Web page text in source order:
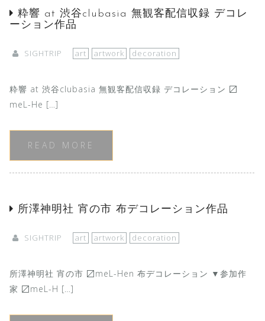
粋響 at 渋谷clubasia 無観客配信収録 デコレ
ーション作品
SIGHTRIP art artwork decoration
粋響 at 渋谷clubasia 無観客配信収録 デコレーション 〼
meL-He […]
READ MORE
所澤神明社 宵の市 布デコレーション作品
SIGHTRIP art artwork decoration
所澤神明社 宵の市 〼meL-Hen 布デコレーション ▼参加作
家 〼meL-H […]